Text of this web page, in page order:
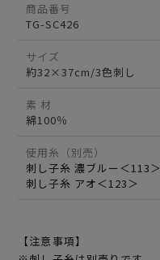
商品番号
TG-SC426
サイズ
約32×37cm/3色刺し
素 材
綿100％
使用糸（別売）
刺し子糸 濃ブルー＜113＞
刺し子糸 アオ＜123＞
【注意事項】